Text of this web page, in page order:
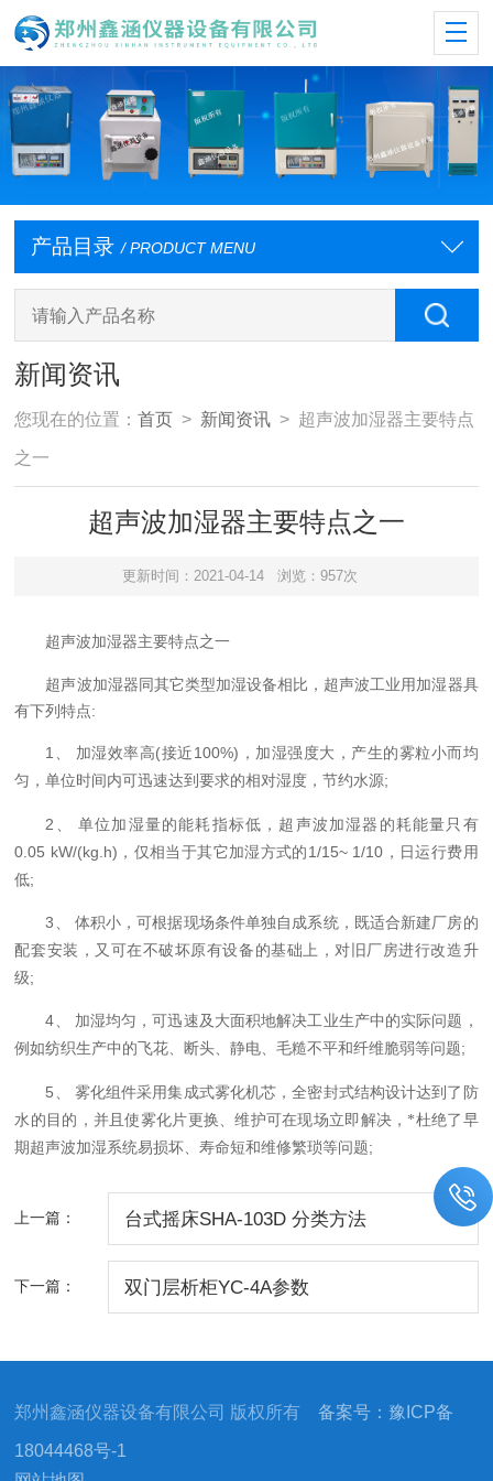
产品目录 / PRODUCT MENU
新闻资讯
您现在的位置：首页 > 新闻资讯 > 超声波加湿器主要特点
之一
超声波加湿器主要特点之一
更新时间：2021-04-14 浏览：957次
超声波加湿器主要特点之一
超声波加湿器同其它类型加湿设备相比，超声波工业用加湿器具
有下列特点:
1 、 加湿效率高(接近 100%) ，加湿强度大，产生的雾粒小而均
匀，单位时间内可迅速达到要求的相对湿度，节约水源;
2 、 单位加湿量的能耗指标低，超声波加湿器的耗能量只有
0.05 kW/(kg.h) ，仅相当于其它加湿方式的 1/15~ 1/10 ，日运行费用
低;
3 、 体积小，可根据现场条件单独自成系统，既适合新建厂房的
配套安装，又可在不破坏原有设备的基础上，对旧厂房进行改造升
级;
4、 加湿均匀，可迅速及大面积地解决工业生产中的实际问题，
例如纺织生产中的飞花、断头、静电、毛糙不平和纤维脆弱等问题;
5 、 雾化组件采用集成式雾化机芯，全密封式结构设计达到了防
水的目的，并且使雾化片更换、维护可在现场立即解决，*杜绝了早
期超声波加湿系统易损坏、寿命短和维修繁琐等问题;
上一篇： 台式摇床SHA-103D 分类方法
下一篇： 双门层析柜YC-4A参数
郑州鑫涵仪器设备有限公司 版权所有备案号：豫ICP备
18044468号-1